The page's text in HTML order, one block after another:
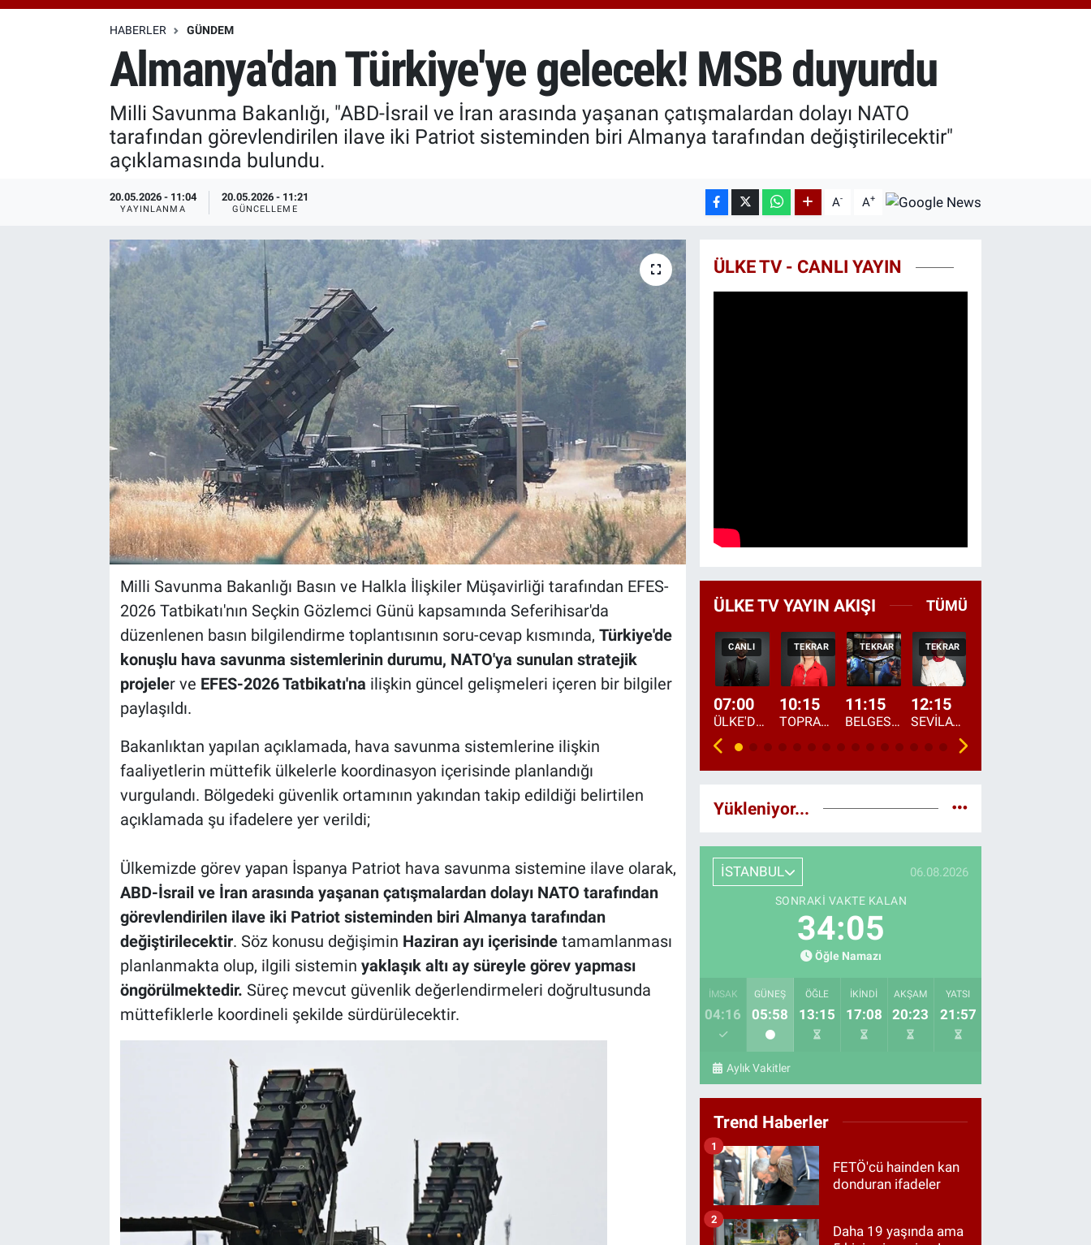
BITCOIN
64.475,47
%0.66
HABERLER GÜNDEM
Almanya'dan Türkiye'ye gelecek! MSB duyurdu
Milli Savunma Bakanlığı, "ABD-İsrail ve İran arasında yaşanan çatışmalardan dolayı NATO
tarafından görevlendirilen ilave iki Patriot sisteminden biri Almanya tarafından değiştirilecektir"
açıklamasında bulundu.
20.05.2026 - 11:04
YAYINLANMA
20.05.2026 - 11:21
GÜNCELLEME A- A+
Milli Savunma Bakanlığı Basın ve Halkla İlişkiler Müşavirliği tarafından EFES-
2026 Tatbikatı'nın Seçkin Gözlemci Günü kapsamında Seferihisar'da
düzenlenen basın bilgilendirme toplantısının soru-cevap kısmında, Türkiye'de
konuşlu hava savunma sistemlerinin durumu, NATO'ya sunulan stratejik
projeler ve EFES-2026 Tatbikatı'na ilişkin güncel gelişmeleri içeren bir bilgiler
paylaşıldı.
Bakanlıktan yapılan açıklamada, hava savunma sistemlerine ilişkin
faaliyetlerin müttefik ülkelerle koordinasyon içerisinde planlandığı
vurgulandı. Bölgedeki güvenlik ortamının yakından takip edildiği belirtilen
açıklamada şu ifadelere yer verildi;
Ülkemizde görev yapan İspanya Patriot hava savunma sistemine ilave olarak,
ABD-İsrail ve İran arasında yaşanan çatışmalardan dolayı NATO tarafından
görevlendirilen ilave iki Patriot sisteminden biri Almanya tarafından
değiştirilecektir. Söz konusu değişimin Haziran ayı içerisindetamamlanması
planlanmakta olup, ilgili sistemin yaklaşık altı ay süreyle görev yapması
öngörülmektedir. Süreç mevcut güvenlik değerlendirmeleri doğrultusunda
müttefiklerle koordineli şekilde sürdürülecektir.
ÜLKE TV - CANLI YAYIN
ÜLKE TV YAYIN AKIŞI TÜMÜ
CANLI
07:00
ÜLKE'DE BU SABAH
TEKRAR
10:15
TOPRAKTAN SOFRAYA
TEKRAR
11:15
BELGESEL: "ÜLKE'NİN ALIN TERİ"
TEKRAR
12:15
SEVİLAY SUNGUR İLE ELİMİN BEREKETİ
Yükleniyor...
İSTANBUL 06.08.2026
SONRAKI VAKTE KALAN
34:04
Öğle Namazı
İMSAK
04:16
GÜNEŞ
05:58
ÖĞLE
13:15
İKINDI
17:08
AKŞAM
20:23
YATSI
21:57
Aylık Vakitler
Trend Haberler
FETÖ'cü hainden kan
donduran ifadeler
1
Daha 19 yaşında ama
2
Özel Haberler
Özel Haberler
Erişim Bilgileri
Haber Arşivi